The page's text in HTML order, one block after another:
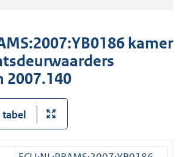
kamer
2007.140